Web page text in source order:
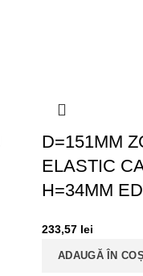
D=151MM
ELASTIC
H=34MM
233,57 lei
ADAUGĂ ÎN COȘ